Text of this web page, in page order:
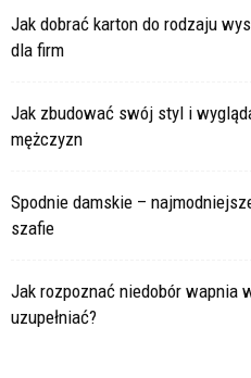
Jak dobrać karton do rodzaju
dla firm
Jak zbudować swój styl i
mężczyzn
Spodnie damskie –
szafie
Jak rozpoznać niedobór wapnia
uzupełniać?